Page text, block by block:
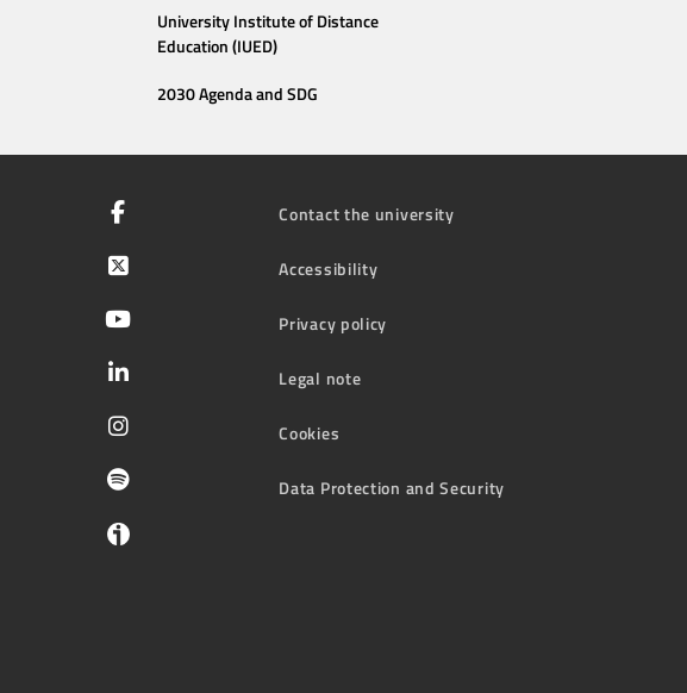
University Institute of Distance
Education (IUED)
2030 Agenda and SDG
Contact the university
Accessibility
Privacy policy
Legal note
Cookies
Data Protection and Security